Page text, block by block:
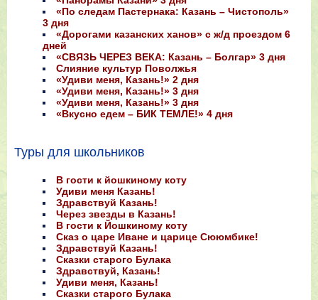
«По следам Пастернака: Казань – Чистополь»
3 дня
«Дорогами казанских ханов» с ж/д проездом 6
дней
«СВЯЗЬ ЧЕРЕЗ ВЕКА: Казань – Болгар» 3 дня
Слияние культур Поволжья
«Удиви меня, Казань!» 2 дня
«Удиви меня, Казань!» 3 дня
«Удиви меня, Казань!» 3 дня
«Вкусно едем – БИК ТЕМЛЕ!» 4 дня
Туры для школьников
В гости к йошкиному коту
Удиви меня Казань!
Здравствуй Казань!
Через звезды в Казань!
В гости к Йошкиному коту
Сказ о царе Иване и царице Сююмбике!
Здравствуй Казань!
Сказки старого Булака
Здравствуй, Казань!
Удиви меня, Казань!
Сказки старого Булака